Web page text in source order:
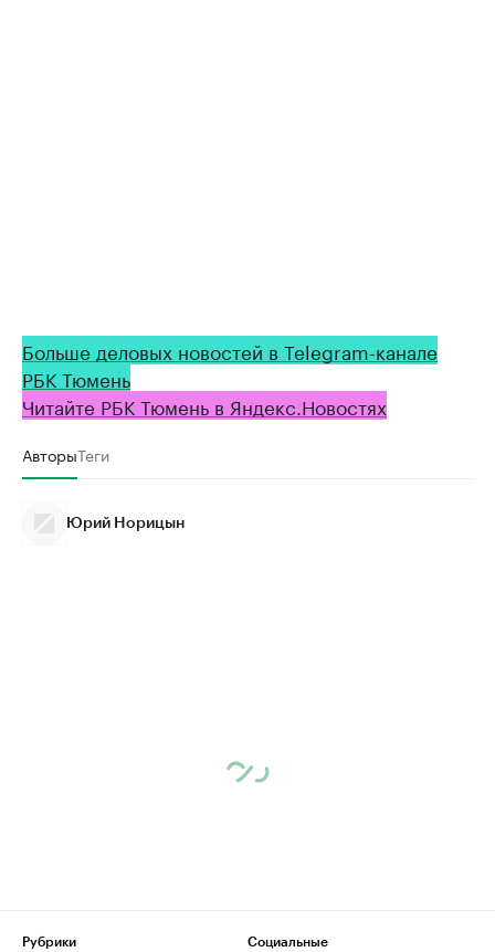
Больше деловых новостей в Telegram-канале
РБК Тюмень
Читайте РБК Тюмень в Яндекс.Новостях
АвторыТеги
Юрий Норицын
Рубрики
Социальные